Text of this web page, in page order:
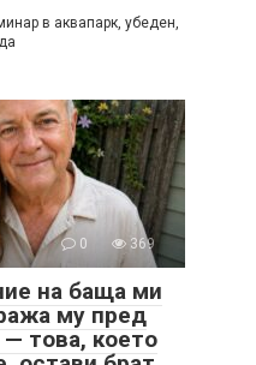
в аквапарк, убеден,
0 369
на баща ми
му пред
това, което